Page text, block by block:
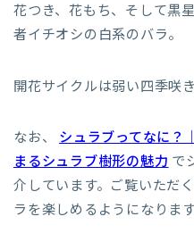
花つき、花もち、そして黒
者イチオシの白系のバラ。
開花サイクルは弱い四季咲
なお、 シュラブってなに？
まるシュラブ樹形の魅力 で
介しています。ご覧いただ
ラを楽しめるようになります